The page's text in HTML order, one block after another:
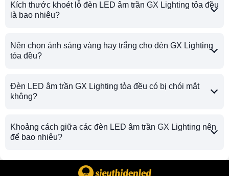
Kích thước khoét lỗ đèn LED âm trần GX Lighting tỏa đều
là bao nhiêu?
Nên chọn ánh sáng vàng hay trắng cho đèn GX Lighting
tỏa đều?
Đèn LED âm trần GX Lighting tỏa đều có bị chói mắt
không?
Khoảng cách giữa các đèn LED âm trần GX Lighting nên
để bao nhiêu?